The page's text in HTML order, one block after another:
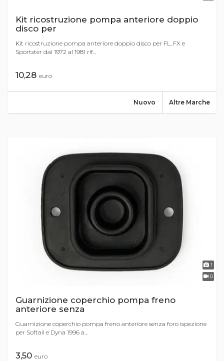
Kit ricostruzione pompa anteriore doppio
disco per
Kit ricostruzione pompa anteriore doppio disco per FL, FX e
Sportster dal 1972 al 1981 rif...
10,28 euro
Altre Marche
Nuovo
1
0
Guarnizione coperchio pompa freno
anteriore senza
Guarnizione coperchio pompa freno anteriore senza foro ispezione
per Softail e Dyna 1996 a...
3,50 euro